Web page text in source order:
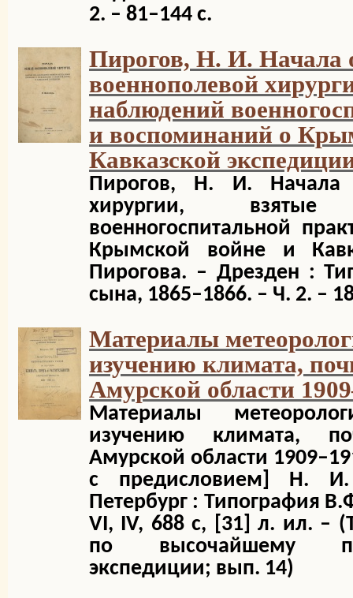
2. – 81–144 с.
Пирогов, Н. И. Начала
военнополевой
наблюдений
и воспоминаний о
Кавказской
Пирогов, Н. И. Начала
хирургии,
военногоспитальной
Крымской войне и
Пирогова. – Дрезден :
сына, 1865–1866. – Ч. 2. –
Материалы
изучению климата,
Амурской области
Материалы
изучению климата,
Амурской области
с предисловием] Н.
Петербург : Типография
VI, IV, 688 с, [31] л. ил. –
по высочайшему
экспедиции; вып. 14)